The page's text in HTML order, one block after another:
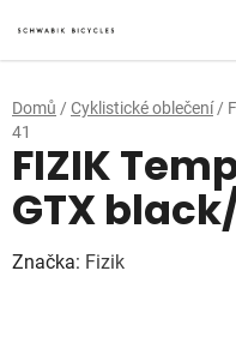
na
obsah
Domů / Cyklistické oblečení /
41
FIZIK
GTX
Značka: Fizik